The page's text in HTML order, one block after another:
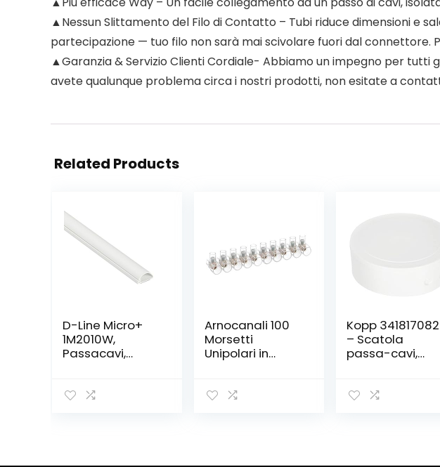
▲Nessun Slittamento del Filo di Contatto – Tubi riduce dimensioni e
partecipazione — tuo filo non sarà mai scivolare fuori dal connettore.
▲Garanzia & Servizio Clienti Cordiale- Abbiamo un impegno per tutti
avete qualunque problema circa i nostri prodotti, non esitate a
Related Products
D-Line Micro+
1M2010W,
Passacavi,
Canalina
Arnocanali 100
Morsetti
Unipolari in
Kopp 341817082
– Scatola
passa-cavi,